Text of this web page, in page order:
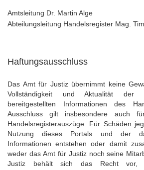
Amtsleitung Dr. Martin Alge
Abteilungsleitung Handelsregister Mag.
Haftungsausschluss
Das Amt für Justiz übernimmt keine
Vollständigkeit und Aktualität
bereitgestellten Informationen des
Ausschluss gilt insbesondere auch
Handelsregisterauszüge. Für Schäden
Nutzung dieses Portals und der
Informationen entstehen oder damit
weder das Amt für Justiz noch seine
Justiz behält sich das Recht vor,